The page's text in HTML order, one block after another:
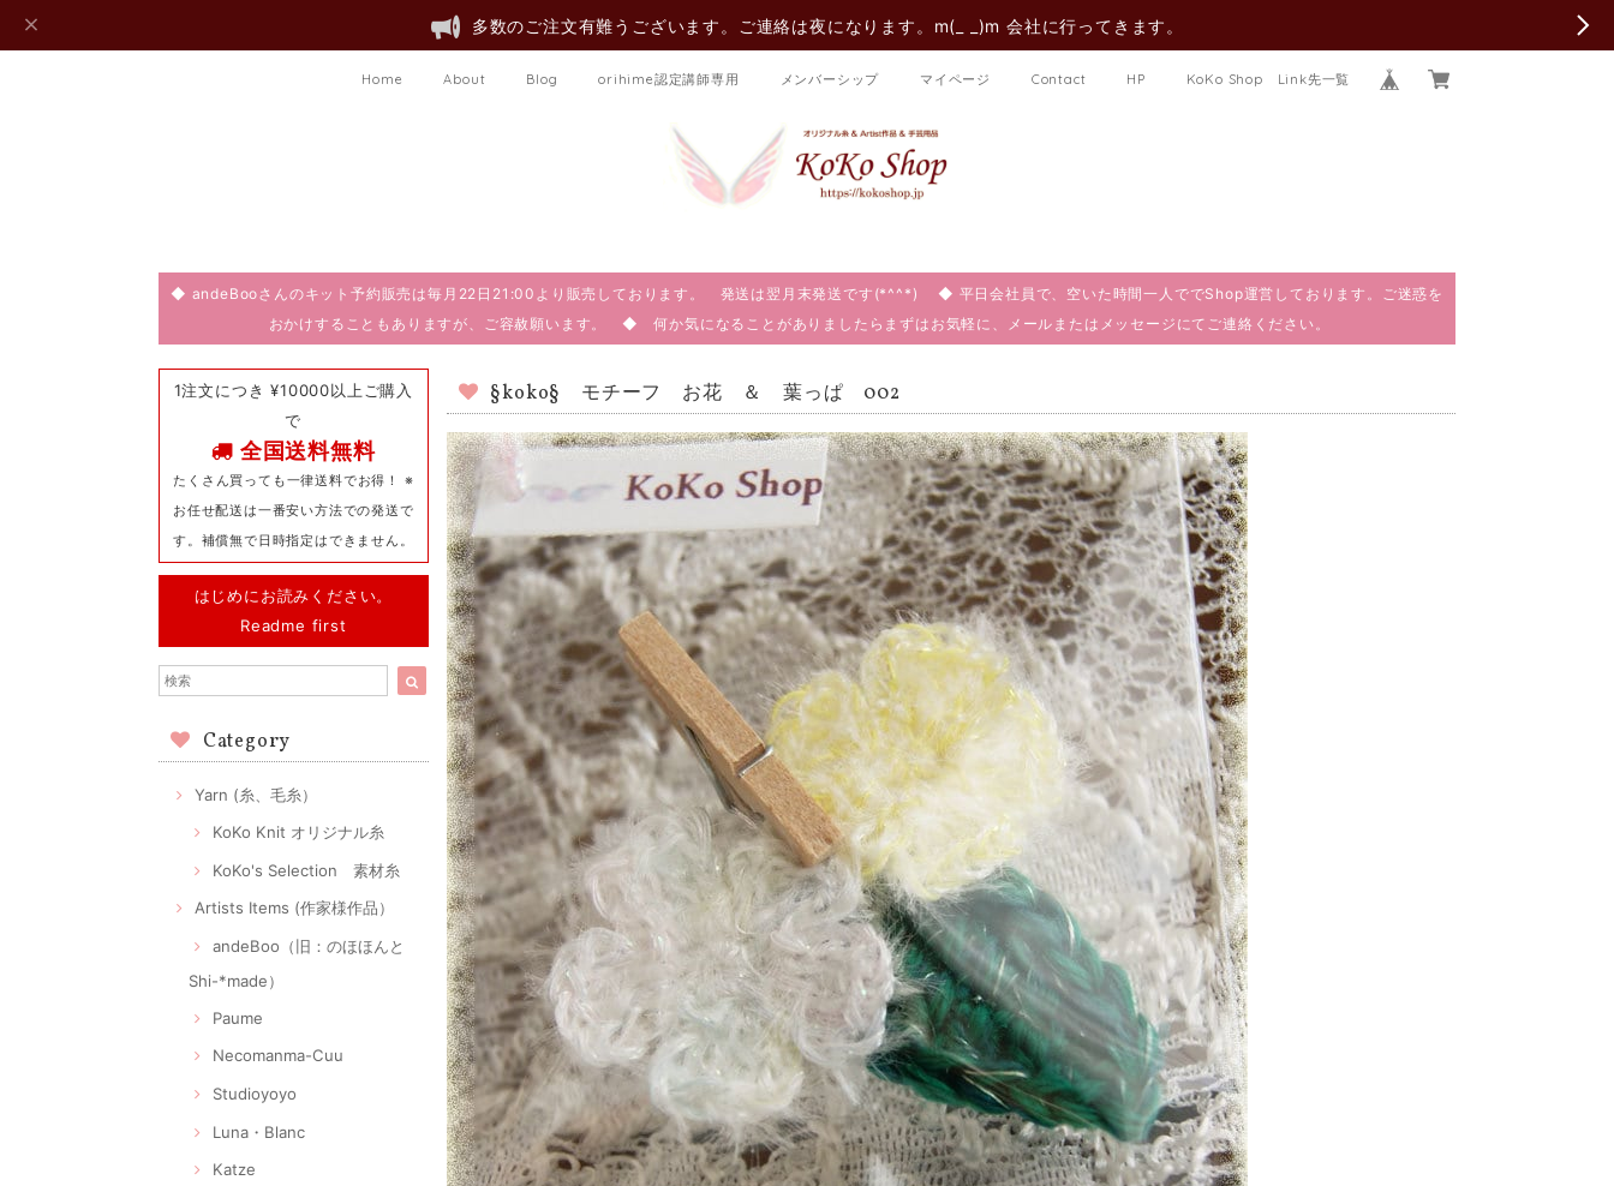
多数のご注文有難うございます。ご連絡は夜になります。m(_ _)m 会社に行ってきます。
Home About Blog orihime認定講師専用 メンバーシップ マイページ Contact HP KoKo Shop Link先一覧
◆ andeBooさんのキット予約販売は毎月22日21:00より販売しております。 発送は翌月末発送です(*^^*) ◆ 平日会社員で、空いた時間一人ででShop運営しております。ご迷惑を
おかけすることもありますが、ご容赦願います。 ◆ 何か気になることがありましたらまずはお気軽に、メールまたはメッセージにてご連絡ください。
1注文につき ¥10000以上ご購入
で
全国送料無料
たくさん買っても一律送料でお得！ ※
お任せ配送は一番安い方法での発送で
す。補償無で日時指定はできません。
はじめにお読みください。
Readme first
Category
Yarn (糸、毛糸）
KoKo Knit オリジナル糸
KoKo's Selection 素材糸
Artists Items (作家様作品）
andeBoo（旧：のほほんと
Shi-*made）
Paume
Necomanma-Cuu
Studioyoyo
Luna・Blanc
Katze
§koko§ モチーフ お花 ＆ 葉っぱ 002